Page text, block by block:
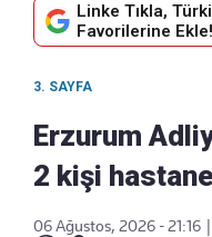
Linke Tıkla,
Favorilerine Ekle!
3. SAYFA
Erzurum
2 kişi
06 Ağustos, 2026 - 21:16